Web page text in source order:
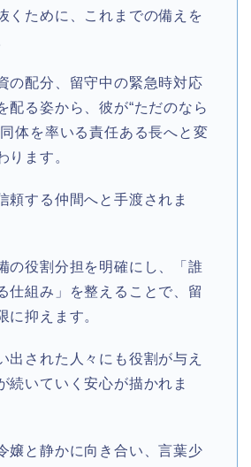
くために、これまでの備えを
の配分、留守中の緊急時対応
配る姿から、彼が“ただのなら
体を率いる責任ある長へと変
ります。
頼する仲間へと手渡されま
の役割分担を明確にし、「誰
仕組み」を整えることで、留
に抑えます。
出された人々にも役割が与え
続いていく安心が描かれま
嬢と静かに向き合い、言葉少